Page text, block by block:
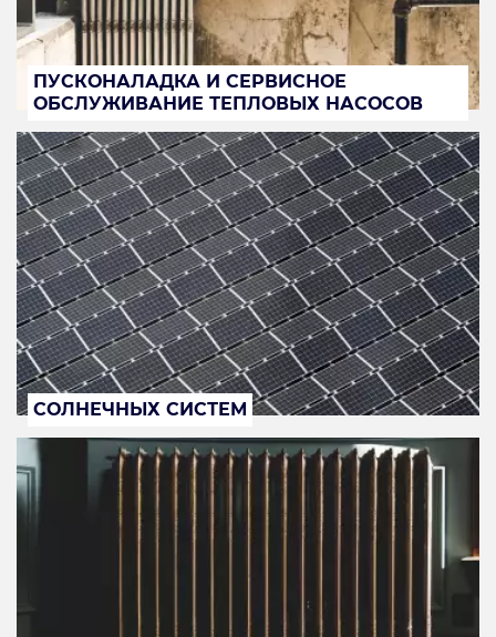
ПУСКОНАЛАДКА И СЕРВИСНОЕ
ОБСЛУЖИВАНИЕ ТЕПЛОВЫХ НАСОСОВ
СОЛНЕЧНЫХ СИСТЕМ